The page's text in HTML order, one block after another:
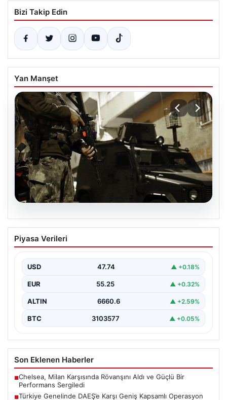
Bizi Takip Edin
Yan Manşet
07.08.2026
Türkiye Genelinde DAEŞ’e Karşı Geniş
Kapsamlı Operasyon
yönelik 30 şehirde büyük çaplı bir operasyon
gerçekleştirildi. Jandarma…
Piyasa Verileri
USD 47.74 ▲ +0.18%
EUR 55.25 ▲ +0.32%
ALTIN 6660.6 ▲ +2.59%
BTC 3103577 ▲ +0.05%
Son Eklenen Haberler
■Chelsea, Milan Karşısında Rövanşını Aldı ve Güçlü Bir
Performans Sergiledi
■Türkiye Genelinde DAEŞ’e Karşı Geniş Kapsamlı Operasyon